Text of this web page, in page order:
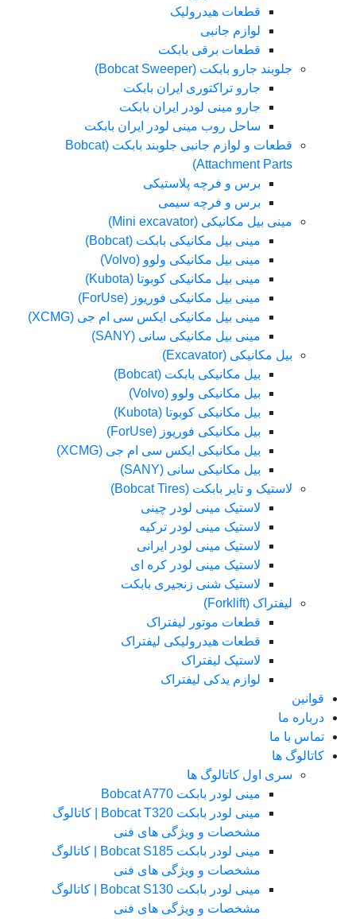
قطعات هیدرولیک
لوازم جانبی
قطعات برقی بابکت
جلوبند جارو بابکت (Bobcat Sweeper)
جارو تراکتوری ایران بابکت
جارو مینی لودر ایران بابکت
ساحل روب مینی لودر ایران بابکت
قطعات و لوازم جانبی جلوبند بابکت (Bobcat
Attachment Parts)
برس و فرچه پلاستیکی
برس و فرچه سیمی
مینی بیل مکانیکی (Mini excavator)
مینی بیل مکانیکی بابکت (Bobcat)
مینی بیل مکانیکی ولوو (Volvo)
مینی بیل مکانیکی کوبوتا (Kubota)
مینی بیل مکانیکی فوریوز (ForUse)
مینی بیل مکانیکی ایکس سی ام جی (XCMG)
مینی بیل مکانیکی سانی (SANY)
بیل مکانیکی (Excavator)
بیل مکانیکی بابکت (Bobcat)
بیل مکانیکی ولوو (Volvo)
بیل مکانیکی کوبوتا (Kubota)
بیل مکانیکی فوریوز (ForUse)
بیل مکانیکی ایکس سی ام جی (XCMG)
بیل مکانیکی سانی (SANY)
لاستیک و تایر بابکت (Bobcat Tires)
لاستیک مینی لودر چینی
لاستیک مینی لودر ترکیه
لاستیک مینی لودر ایرانی
لاستیک مینی لودر کره ای
لاستیک شنی زنجیری بابکت
لیفتراک (Forklift)
قطعات موتور لیفتراک
قطعات هیدرولیکی لیفتراک
لاستیک لیفتراک
لوازم یدکی لیفتراک
قوانین
درباره ما
تماس با ما
کاتالوگ ها
سری اول کاتالوگ ها
مینی لودر بابکت Bobcat A770
مینی لودر بابکت Bobcat T320 | کاتالوگ
مشخصات و ویژگی های فنی
مینی لودر بابکت Bobcat S185 | کاتالوگ
مشخصات و ویژگی های فنی
مینی لودر بابکت Bobcat S130 | کاتالوگ
مشخصات و ویژگی های فنی